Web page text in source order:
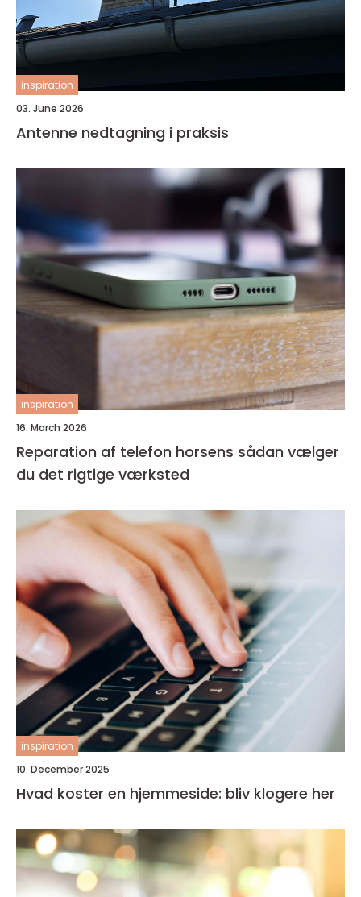
inspiration
03. June 2026
Antenne nedtagning i praksis
inspiration
16. March 2026
Reparation af telefon horsens sådan vælger
du det rigtige værksted
inspiration
10. December 2025
Hvad koster en hjemmeside: bliv klogere her